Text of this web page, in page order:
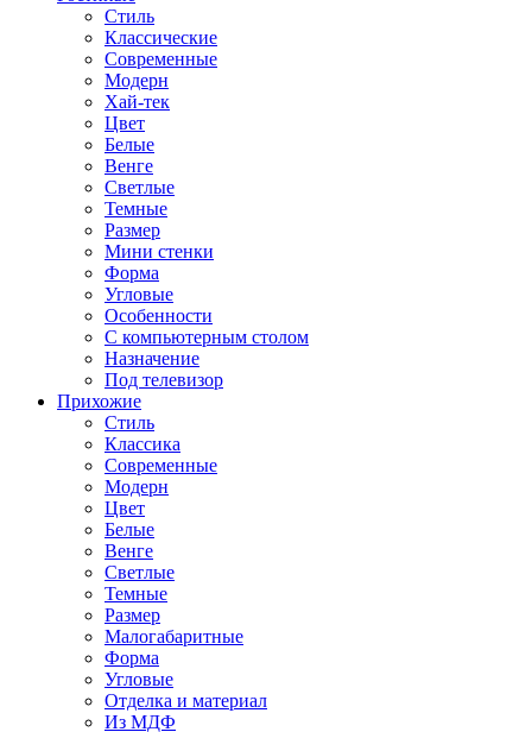
Стиль
Классические
Современные
Модерн
Хай-тек
Цвет
Белые
Венге
Светлые
Темные
Размер
Мини стенки
Форма
Угловые
Особенности
С компьютерным столом
Назначение
Под телевизор
Прихожие
Стиль
Классика
Современные
Модерн
Цвет
Белые
Венге
Светлые
Темные
Размер
Малогабаритные
Форма
Угловые
Отделка и материал
Из МДФ